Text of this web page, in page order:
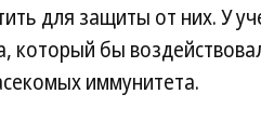
для защиты от них. У
который бы
иммунитета.